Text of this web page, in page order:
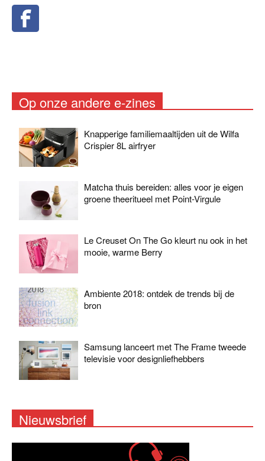
Op onze andere e-zines
Knapperige familiemaaltijden uit de Wilfa
Crispier 8L airfryer
Matcha thuis bereiden: alles voor je eigen
groene theeritueel met Point-Virgule
Le Creuset On The Go kleurt nu ook in het
mooie, warme Berry
Ambiente 2018: ontdek de trends bij de
bron
Samsung lanceert met The Frame tweede
televisie voor designliefhebbers
Nieuwsbrief